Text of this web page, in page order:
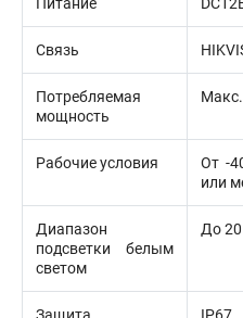
Связь
Потребляемая
мощность
Рабочие условия
От -
или
Диапазон
подсветки белым
светом
До